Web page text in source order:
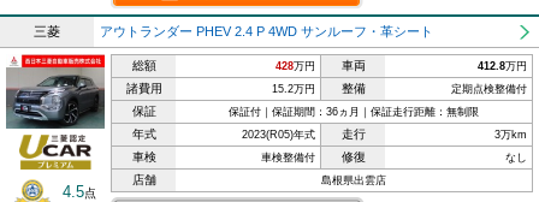
三菱 アウトランダー PHEV 2.4 P 4WD サンルーフ・革シート
4.5点
総額 428万円 車両 412.8万円
諸費用 15.2万円 整備 定期点検整備付
保証 保証付｜保証期間：36ヵ月｜保証走行距離：無制限
年式 2023(R05)年式 走行 3万km
車検 車検整備付 修復 なし
店舗 島根県出雲店